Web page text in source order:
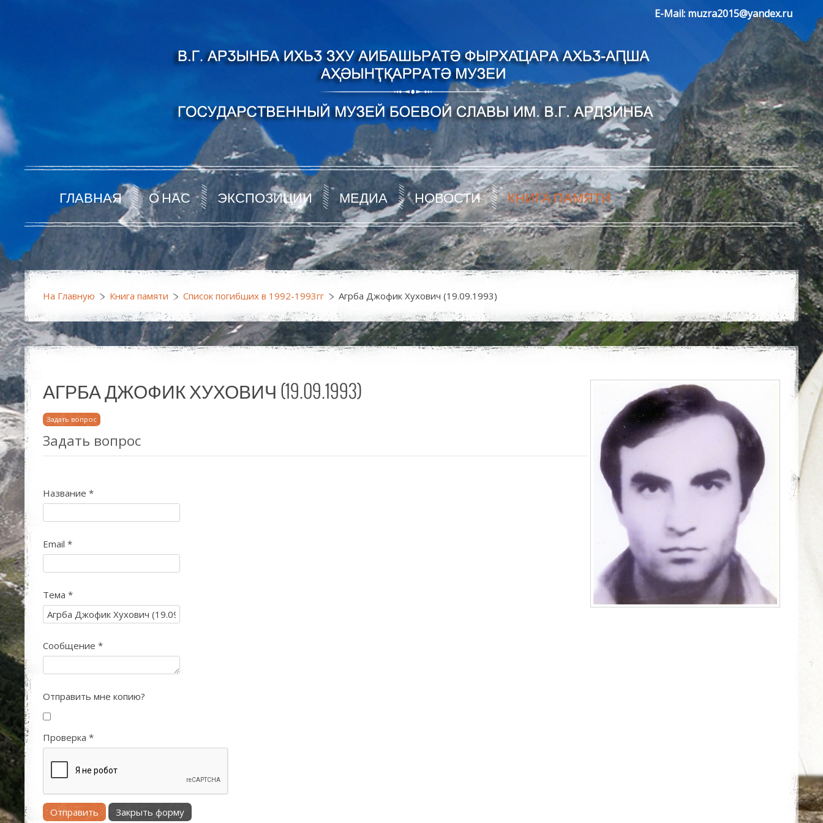
E-Mail: muzra2015@yandex.ru
ГЛАВНАЯ О НАС ЭКСПОЗИЦИИ МЕДИА НОВОСТИ КНИГА ПАМЯТИ
На Главную Книга памяти Список погибших в 1992-1993гг Агрба Джофик Хухович (19.09.1993)
АГРБА ДЖОФИК ХУХОВИЧ (19.09.1993)
Задать вопрос
Задать вопрос
Название *
Email *
Тема *
Сообщение *
Отправить мне копию?
Проверка *
Отправить Закрыть форму